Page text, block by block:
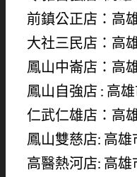
前鎮公正店：高
大社三民店：高
鳳山中崙店：高
鳳山自強店 : 高
仁武仁雄店：高
鳳山雙慈店: 高
高醫熱河店: 高